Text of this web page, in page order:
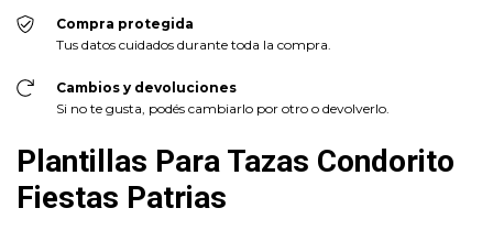
Compra protegida
Tus datos cuidados durante toda la compra.
Cambios y devoluciones
Si no te gusta, podés cambiarlo por otro o devolverlo.
Plantillas Para Tazas Condorito
Fiestas Patrias